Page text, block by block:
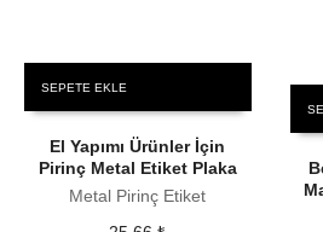
SEPETE EKLE
El Yapımı Ürünler İçin
Pirinç Metal Etiket Plaka
Metal Pirinç Etiket